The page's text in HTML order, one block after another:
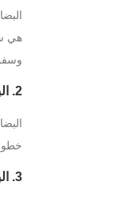
هي
2. البضائع السائلة
3. البضائع السائبة